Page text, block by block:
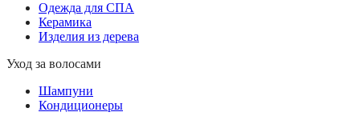
Одежда для СПА
Керамика
Изделия из дерева
Уход за волосами
Шампуни
Кондиционеры